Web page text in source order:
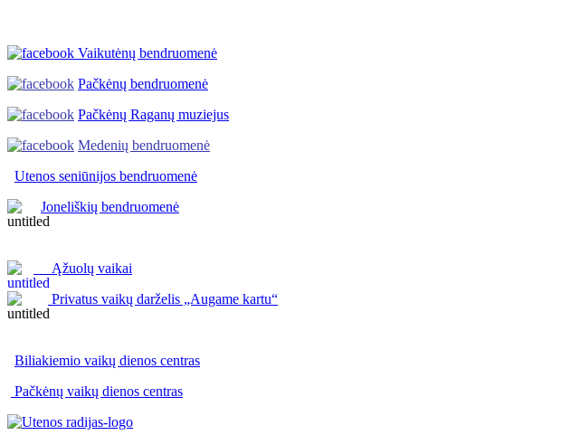
Vaikutėnų bendruomenė
Pačkėnų bendruomenė
Pačkėnų Raganų muziejus
Medenių bendruomenė
Utenos seniūnijos bendruomenė
Joneliškių bendruomenė
Ąžuolų vaikai
Privatus vaikų darželis „Augame kartu“
Biliakiemio vaikų dienos centras
Pačkėnų vaikų dienos centras